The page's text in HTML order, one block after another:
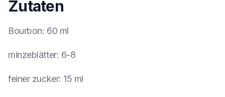
Zutaten
Bourbon: 60 ml
minzeblätter: 6-8
feiner zucker: 15 ml